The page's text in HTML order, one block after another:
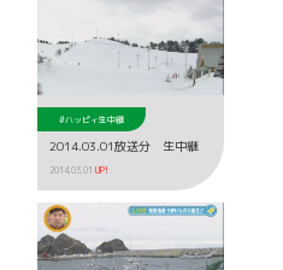
#ハッピィ生中継
2014.03.01放送分 生中継
2014.03.01 UP!